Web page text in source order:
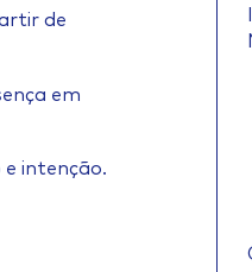
de
em
intenção.